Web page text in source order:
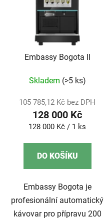
Embassy Bogota II
Skladem (>5 ks)
105 785,12 Kč bez DPH
128 000 Kč
Měrná
128 000 Kč / 1 ks
DO KOŠÍKU
Embassy Bogota je
profesionální automatický
kávovar pro přípravu 200